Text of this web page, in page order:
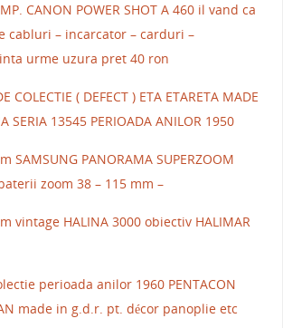
CANON POWER SHOT A 460 il vand ca
cabluri – incarcator – carduri –
urme uzura pret 40 ron
COLECTIE ( DEFECT ) ETA ETARETA MADE
SERIA 13545 PERIOADA ANILOR 1950
SAMSUNG PANORAMA SUPERZOOM
zoom 38 – 115 mm –
vintage HALINA 3000 obiectiv HALIMAR
perioada anilor 1960 PENTACON
made in g.d.r. pt. décor panoplie etc